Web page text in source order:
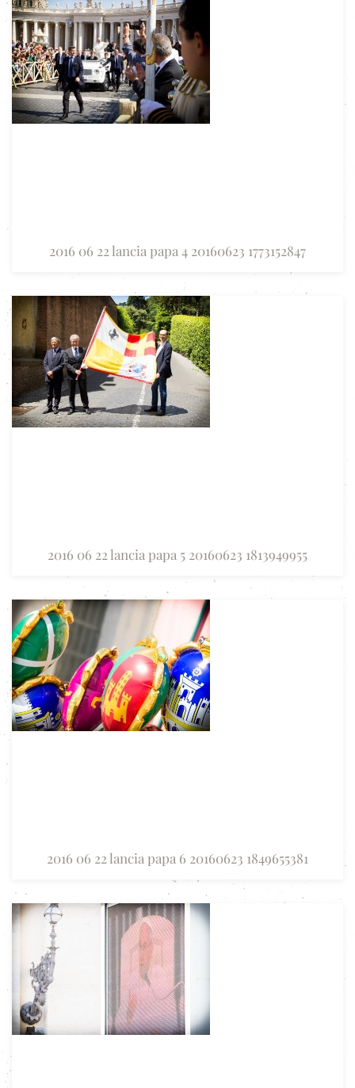
2016 06 22 lancia papa 4 20160623 1773152847
2016 06 22 lancia papa 5 20160623 1813949955
2016 06 22 lancia papa 6 20160623 1849655381